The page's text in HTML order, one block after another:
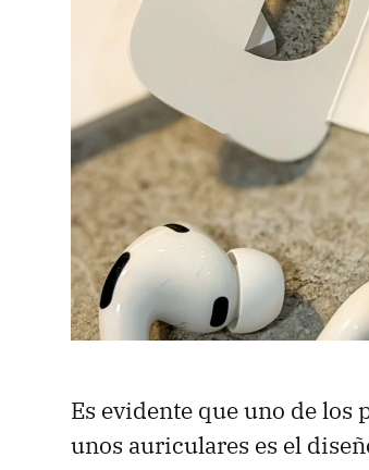
Es evidente que uno de
unos auriculares es el